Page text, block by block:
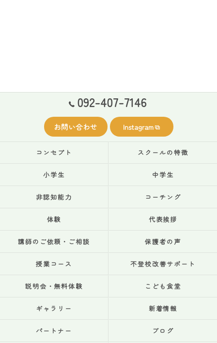
092-407-7146
お問い合わせ Instagram
コンセプト スクールの特徴
小学生 中学生
非認知能力 コーチング
体験 代表挨拶
講師のご依頼・ご相談 保護者の声
授業コース 不登校改善サポート
説明会・無料体験 こども食堂
ギャラリー 新着情報
パートナー ブログ